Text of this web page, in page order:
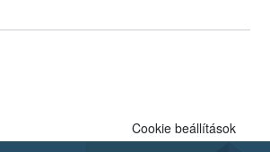
Cookie beállítások